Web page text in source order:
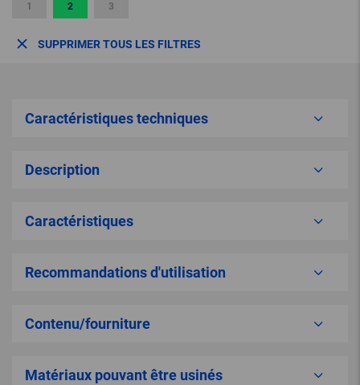
1 2 3
SUPPRIMER TOUS LES FILTRES
Caractéristiques techniques
Description
Caractéristiques
Recommandations d'utilisation
Contenu/fourniture
Matériaux pouvant être usinés